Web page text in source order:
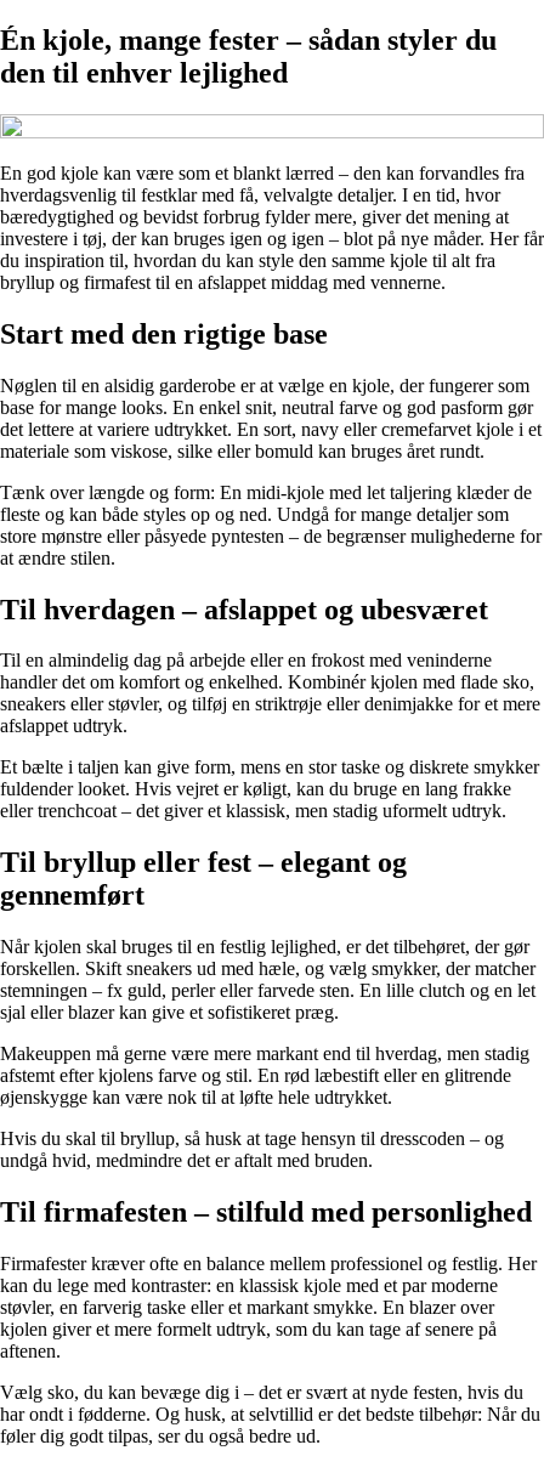
Én kjole, mange fester – sådan styler du
den til enhver lejlighed
En god kjole kan være som et blankt lærred – den kan forvandles fra
hverdagsvenlig til festklar med få, velvalgte detaljer. I en tid, hvor
bæredygtighed og bevidst forbrug fylder mere, giver det mening at
investere i tøj, der kan bruges igen og igen – blot på nye måder. Her får
du inspiration til, hvordan du kan style den samme kjole til alt fra
bryllup og firmafest til en afslappet middag med vennerne.
Start med den rigtige base
Nøglen til en alsidig garderobe er at vælge en kjole, der fungerer som
base for mange looks. En enkel snit, neutral farve og god pasform gør
det lettere at variere udtrykket. En sort, navy eller cremefarvet kjole i et
materiale som viskose, silke eller bomuld kan bruges året rundt.
Tænk over længde og form: En midi-kjole med let taljering klæder de
fleste og kan både styles op og ned. Undgå for mange detaljer som
store mønstre eller påsyede pyntesten – de begrænser mulighederne for
at ændre stilen.
Til hverdagen – afslappet og ubesværet
Til en almindelig dag på arbejde eller en frokost med veninderne
handler det om komfort og enkelhed. Kombinér kjolen med flade sko,
sneakers eller støvler, og tilføj en striktrøje eller denimjakke for et mere
afslappet udtryk.
Et bælte i taljen kan give form, mens en stor taske og diskrete smykker
fuldender looket. Hvis vejret er køligt, kan du bruge en lang frakke
eller trenchcoat – det giver et klassisk, men stadig uformelt udtryk.
Til bryllup eller fest – elegant og
gennemført
Når kjolen skal bruges til en festlig lejlighed, er det tilbehøret, der gør
forskellen. Skift sneakers ud med hæle, og vælg smykker, der matcher
stemningen – fx guld, perler eller farvede sten. En lille clutch og en let
sjal eller blazer kan give et sofistikeret præg.
Makeuppen må gerne være mere markant end til hverdag, men stadig
afstemt efter kjolens farve og stil. En rød læbestift eller en glitrende
øjenskygge kan være nok til at løfte hele udtrykket.
Hvis du skal til bryllup, så husk at tage hensyn til dresscoden – og
undgå hvid, medmindre det er aftalt med bruden.
Til firmafesten – stilfuld med personlighed
Firmafester kræver ofte en balance mellem professionel og festlig. Her
kan du lege med kontraster: en klassisk kjole med et par moderne
støvler, en farverig taske eller et markant smykke. En blazer over
kjolen giver et mere formelt udtryk, som du kan tage af senere på
aftenen.
Vælg sko, du kan bevæge dig i – det er svært at nyde festen, hvis du
har ondt i fødderne. Og husk, at selvtillid er det bedste tilbehør: Når du
føler dig godt tilpas, ser du også bedre ud.